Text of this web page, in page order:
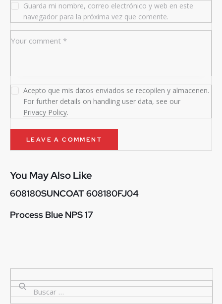
Guarda mi nombre, correo electrónico y web en este
navegador para la próxima vez que comente.
Acepto que mis datos enviados se recopilen y almacenen.
For further details on handling user data, see our
Privacy Policy.
You May Also Like
608180SUNCOAT 608180FJ04
Process Blue NPS 17